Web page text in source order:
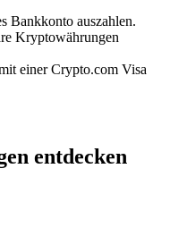
Bankkonto auszahlen.
Kryptowährungen
einer Crypto.com Visa
entdecken